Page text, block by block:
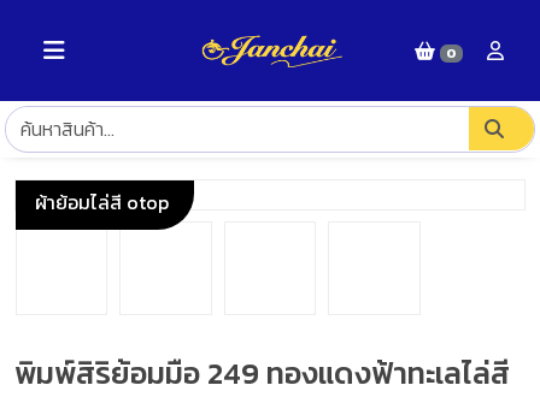
0
ผ้าย้อมไล่สี otop
พิมพ์สิริย้อมมือ 249 ทองแดงฟ้าทะเลไล่สี